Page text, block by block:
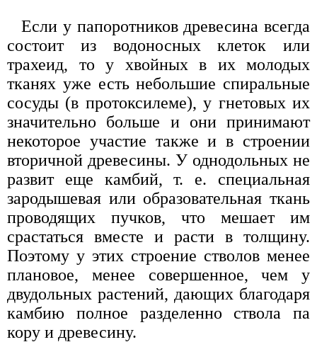
Если у папоротников древесина всегда
состоит из водоносных клеток или
трахеид, то у хвойных в их молодых
тканях уже есть небольшие спиральные
сосуды (в протоксилеме), у гнетовых их
значительно больше и они принимают
некоторое участие также и в строении
вторичной древесины. У однодольных не
развит еще камбий, т. е. специальная
зародышевая или образовательная ткань
проводящих пучков, что мешает им
срастаться вместе и расти в толщину.
Поэтому у этих строение стволов менее
плановое, менее совершенное, чем у
двудольных растений, дающих благодаря
камбию полное разделенно ствола па
кору и древесину.